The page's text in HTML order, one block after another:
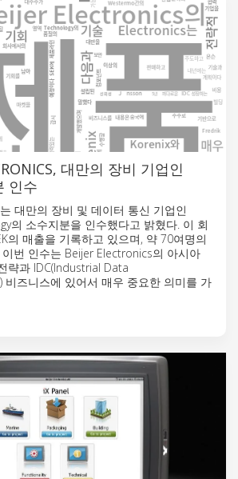
대만의 장비 기업인
인수
대만의 장비 및 데이터 통신 기업인
의 소수지분을 인수했다고 밝혔다. 이 회
의 매출을 기록하고 있으며, 약 70여명의
번 인수는 Beijer Electronics의 아시아
략과 IDC(Industrial Data
즈니스에 있어서 매우 중요한 의미를 가